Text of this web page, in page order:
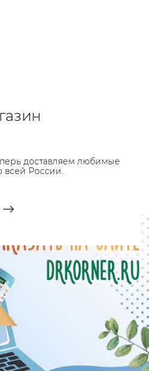
доставляем любимые
всей России.